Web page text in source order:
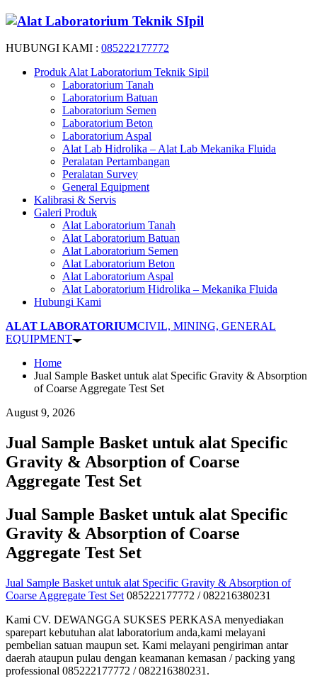
HUBUNGI KAMI : 085222177772
Produk Alat Laboratorium Teknik Sipil
Laboratorium Tanah
Laboratorium Batuan
Laboratorium Semen
Laboratorium Beton
Laboratorium Aspal
Alat Lab Hidrolika – Alat Lab Mekanika Fluida
Peralatan Pertambangan
Peralatan Survey
General Equipment
Kalibrasi & Servis
Galeri Produk
Alat Laboratorium Tanah
Alat Laboratorium Batuan
Alat Laboratorium Semen
Alat Laboratorium Beton
Alat Laboratorium Aspal
Alat Laboratorium Hidrolika – Mekanika Fluida
Hubungi Kami
ALAT LABORATORIUMCIVIL, MINING, GENERAL
EQUIPMENT
Home
Jual Sample Basket untuk alat Specific Gravity & Absorption
of Coarse Aggregate Test Set
August 9, 2026
Jual Sample Basket untuk alat Specific
Gravity & Absorption of Coarse
Aggregate Test Set
Jual Sample Basket untuk alat Specific
Gravity & Absorption of Coarse
Aggregate Test Set
Jual Sample Basket untuk alat Specific Gravity & Absorption of
Coarse Aggregate Test Set 085222177772 / 082216380231
Kami CV. DEWANGGA SUKSES PERKASA menyediakan
sparepart kebutuhan alat laboratorium anda,kami melayani
pembelian satuan maupun set. Kami melayani pengiriman antar
daerah ataupun pulau dengan keamanan kemasan / packing yang
professional 085222177772 / 082216380231.